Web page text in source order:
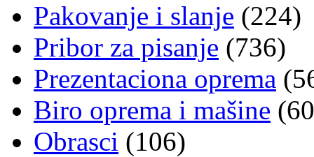
Pakovanje i slanje (224)
Pribor za pisanje (736)
Prezentaciona oprema
Biro oprema i mašine
Obrasci (106)